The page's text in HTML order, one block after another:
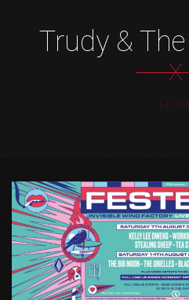
Trudy &
X